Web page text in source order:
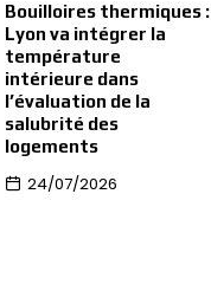
Bouilloires thermiques :
Lyon va intégrer la
température
intérieure dans
l’évaluation de la
salubrité des
logements
24/07/2026